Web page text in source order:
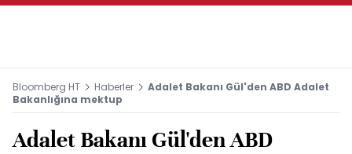
Bloomberg HT Haberler
Adalet Bakanı Gül'den ABD Adalet
Bakanlığına mektup
Adalet Bakanı Gül'den ABD